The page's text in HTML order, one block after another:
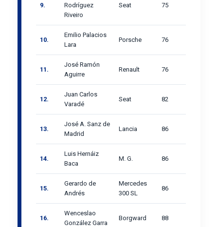
9.
Rodríguez
Riveiro
Seat 75
10.
Emilio Palacios
Lara
Porsche 76
11.
José Ramón
Aguirre
Renault 76
12.
Juan Carlos
Varadé
Seat 82
13.
José A. Sanz de
Madrid
Lancia 86
14.
Luis Hernáiz
Baca
M. G. 86
15.
Gerardo de
Andrés
Mercedes
300 SL
86
16.
Wenceslao
González Garra
Borgward 88